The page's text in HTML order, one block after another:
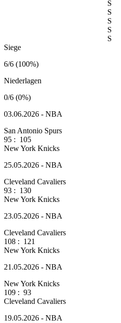
S
S
S
S
S
Siege
6/6 (100%)
Niederlagen
0/6 (0%)
03.06.2026 - NBA
San Antonio Spurs
95 : 105
New York Knicks
25.05.2026 - NBA
Cleveland Cavaliers
93 : 130
New York Knicks
23.05.2026 - NBA
Cleveland Cavaliers
108 : 121
New York Knicks
21.05.2026 - NBA
New York Knicks
109 : 93
Cleveland Cavaliers
19.05.2026 - NBA